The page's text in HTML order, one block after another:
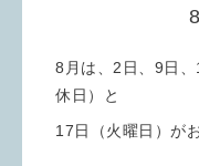
8月は、2日、9日
休日）と
17日（火曜日）が